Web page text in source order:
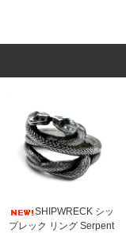
SHIPWRECK シッ
プレック リング Serpent